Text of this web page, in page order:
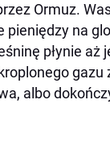
Ormuz.
pieniędzy na
płynie aż
gazu
albo